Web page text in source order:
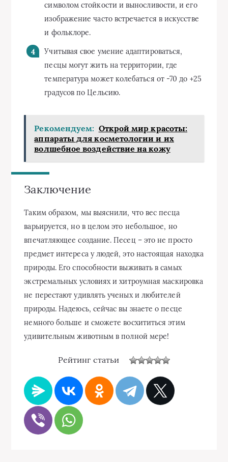
символом стойкости и выносливости, и его
изображение часто встречается в искусстве
и фольклоре.
Учитывая свое умение адаптироваться,
песцы могут жить на территории, где
температура может колебаться от -70 до +25
градусов по Цельсию.
Рекомендуем: Открой мир красоты:
аппараты для косметологии и их
волшебное воздействие на кожу
Заключение
Таким образом, мы выяснили, что вес песца
варьируется, но в целом это небольшое, но
впечатляющее создание. Песец – это не просто
предмет интереса у людей, это настоящая находка
природы. Его способности выживать в самых
экстремальных условиях и хитроумная маскировка
не перестают удивлять ученых и любителей
природы. Надеюсь, сейчас вы знаете о песце
немного больше и сможете восхититься этим
удивительным животным в полной мере!
Рейтинг статьи